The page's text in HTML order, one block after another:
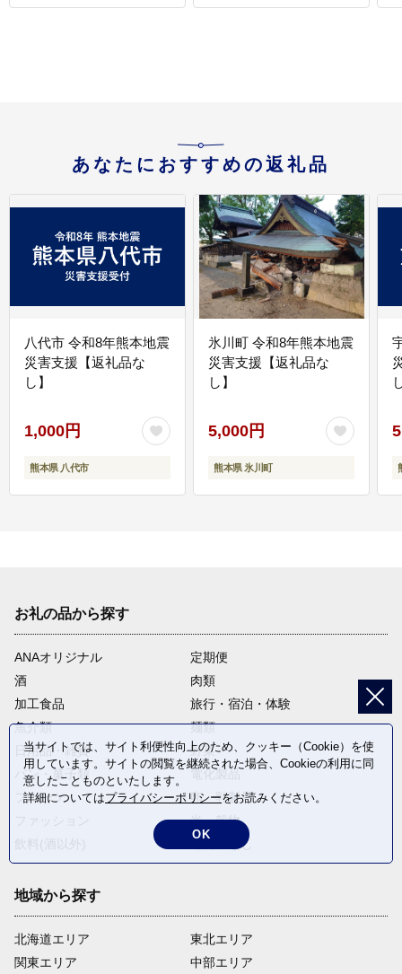
あなたにおすすめの返礼品
八代市 令和8年熊本地震
災害支援【返礼品な
し】
1,000円
熊本県 八代市
氷川町 令和8年熊本地震
災害支援【返礼品な
し】
5,000円
熊本県 氷川町
お礼の品から探す
ANAオリジナル
定期便
酒
肉類
加工食品
旅行・宿泊・体験
魚介類
麺類
日用品・雑貨
野菜
パン・菓子類
電化製品
フルーツ
卵・乳製品
米・穀物
返礼品なし
地域から探す
北海道エリア
関東エリア
東北エリア
中部エリア
当サイトでは、サイト利便性向上のため、クッキー（Cookie）を使
用しています。サイトの閲覧を継続された場合、Cookieの利用に同
意したことものといたします。
詳細についてはプライバシーポリシーをお読みください。
OK